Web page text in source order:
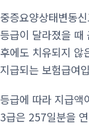
중증요양상태변동
등급이 달라졌을 때
후에도 치유되지 않
지급되는 보험급여
등급에 따라 지급
3급은 257일분을